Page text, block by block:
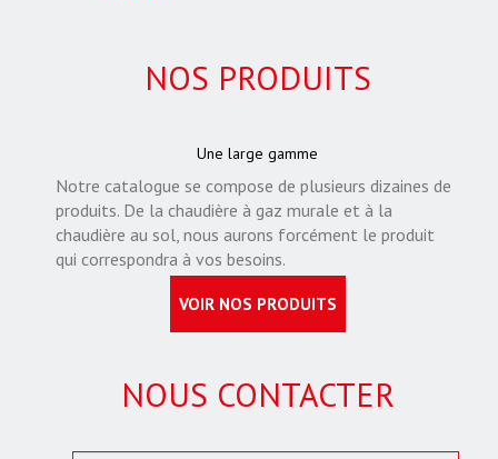
NOS PRODUITS
Une large gamme
Notre catalogue se compose de plusieurs dizaines de
produits. De la chaudière à gaz murale et à la
chaudière au sol, nous aurons forcément le produit
qui correspondra à vos besoins.
VOIR NOS PRODUITS
NOUS CONTACTER